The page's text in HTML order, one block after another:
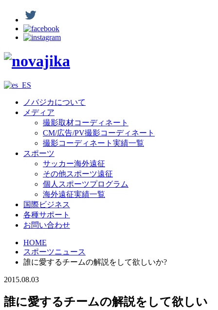
ノバジカについて
メディア
撮影取材コーディネート
CM/広告/PV撮影コーディネート
撮影コーディネート実績一覧
スポーツ
サッカー海外遠征
その他スポーツ遠征
個人スポーツプログラム
海外遠征実績一覧
国際ビジネス
各種サポート
お問い合わせ
HOME
スポーツニュース
誰に愛するチームの解説をして欲しいか?
2015.08.03
誰に愛するチームの解説をして欲しい